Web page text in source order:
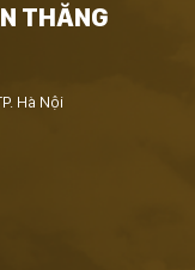
THĂNG
Hà Nội